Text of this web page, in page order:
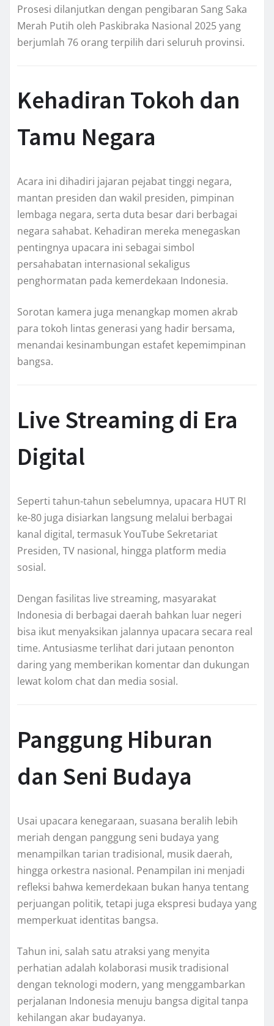
Prosesi dilanjutkan dengan pengibaran Sang Saka
Merah Putih oleh Paskibraka Nasional 2025 yang
berjumlah 76 orang terpilih dari seluruh provinsi.
Kehadiran Tokoh dan
Tamu Negara
Acara ini dihadiri jajaran pejabat tinggi negara,
mantan presiden dan wakil presiden, pimpinan
lembaga negara, serta duta besar dari berbagai
negara sahabat. Kehadiran mereka menegaskan
pentingnya upacara ini sebagai simbol
persahabatan internasional sekaligus
penghormatan pada kemerdekaan Indonesia.
Sorotan kamera juga menangkap momen akrab
para tokoh lintas generasi yang hadir bersama,
menandai kesinambungan estafet kepemimpinan
bangsa.
Live Streaming di Era
Digital
Seperti tahun-tahun sebelumnya, upacara HUT RI
ke-80 juga disiarkan langsung melalui berbagai
kanal digital, termasuk YouTube Sekretariat
Presiden, TV nasional, hingga platform media
sosial.
Dengan fasilitas live streaming, masyarakat
Indonesia di berbagai daerah bahkan luar negeri
bisa ikut menyaksikan jalannya upacara secara real
time. Antusiasme terlihat dari jutaan penonton
daring yang memberikan komentar dan dukungan
lewat kolom chat dan media sosial.
Panggung Hiburan
dan Seni Budaya
Usai upacara kenegaraan, suasana beralih lebih
meriah dengan panggung seni budaya yang
menampilkan tarian tradisional, musik daerah,
hingga orkestra nasional. Penampilan ini menjadi
refleksi bahwa kemerdekaan bukan hanya tentang
perjuangan politik, tetapi juga ekspresi budaya yang
memperkuat identitas bangsa.
Tahun ini, salah satu atraksi yang menyita
perhatian adalah kolaborasi musik tradisional
dengan teknologi modern, yang menggambarkan
perjalanan Indonesia menuju bangsa digital tanpa
kehilangan akar budayanya.